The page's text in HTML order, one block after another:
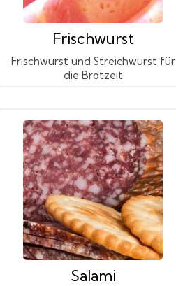
Frischwurst
Frischwurst und Streichwurst für
die Brotzeit
Salami